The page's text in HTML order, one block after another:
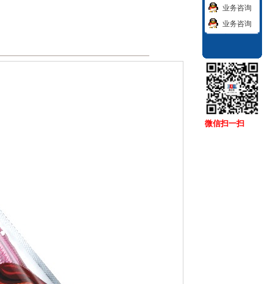
业务咨询
业务咨询
微信扫一扫